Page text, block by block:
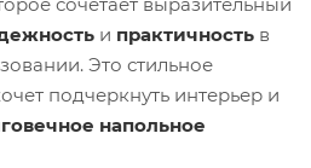
и практичность в
Это стильное
подчеркнуть интерьер и
напольное